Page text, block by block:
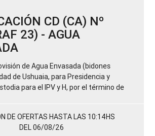
CD (CA) Nº
23) - AGUA
de Agua Envasada (bidones
de Ushuaia, para Presidencia y
para el IPV y H, por el término de
DE OFERTAS HASTA LAS 10:14HS
DEL 06/08/26